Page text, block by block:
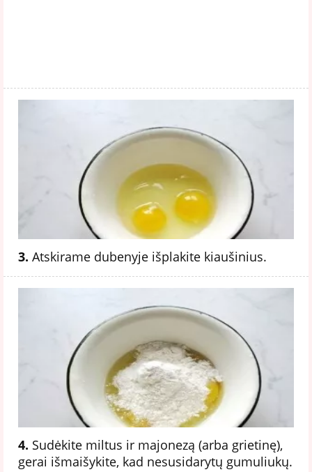
3. Atskirame dubenyje išplakite kiaušinius.
4. Sudėkite miltus ir majonezą (arba grietinę),
gerai išmaišykite, kad nesusidarytų gumuliukų.